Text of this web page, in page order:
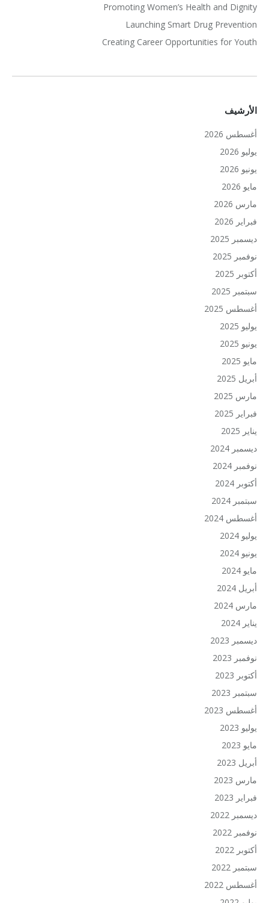
Promoting Women’s Health and Dignity
Launching Smart Drug Prevention
Creating Career Opportunities for Youth
الأرشيف
أغسطس 2026
يوليو 2026
يونيو 2026
مايو 2026
مارس 2026
فبراير 2026
ديسمبر 2025
نوفمبر 2025
أكتوبر 2025
سبتمبر 2025
أغسطس 2025
يوليو 2025
يونيو 2025
مايو 2025
أبريل 2025
مارس 2025
فبراير 2025
يناير 2025
ديسمبر 2024
نوفمبر 2024
أكتوبر 2024
سبتمبر 2024
أغسطس 2024
يوليو 2024
يونيو 2024
مايو 2024
أبريل 2024
مارس 2024
يناير 2024
ديسمبر 2023
نوفمبر 2023
أكتوبر 2023
سبتمبر 2023
أغسطس 2023
يوليو 2023
مايو 2023
أبريل 2023
مارس 2023
فبراير 2023
ديسمبر 2022
نوفمبر 2022
أكتوبر 2022
سبتمبر 2022
أغسطس 2022